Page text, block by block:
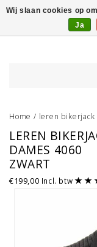
Home / leren bikerjack
LEREN
DAMES 4060
ZWART
€199,00 Incl. btw
Wij slaan cookies op
Ja